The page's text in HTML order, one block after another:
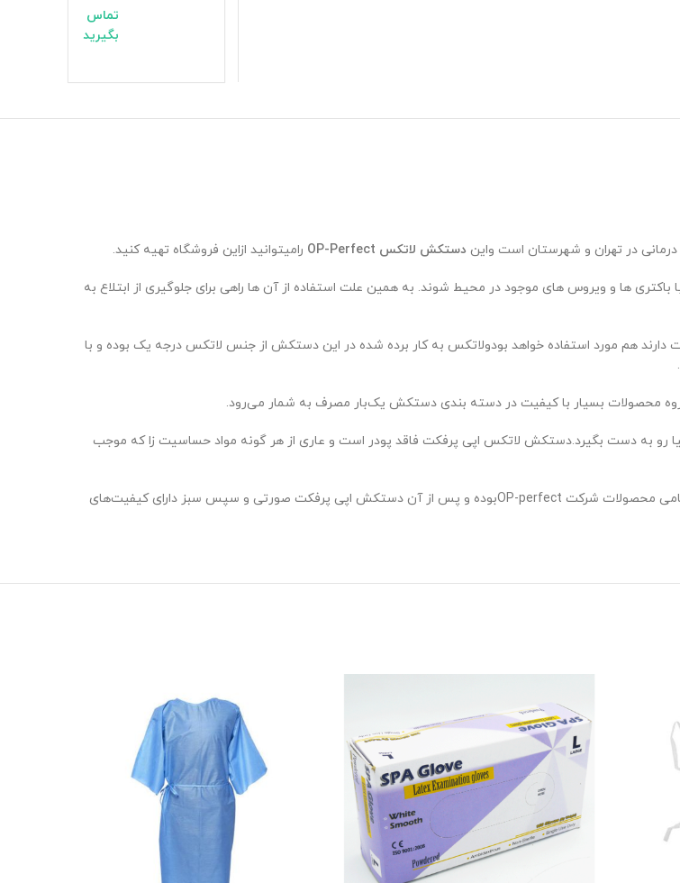
تماس
بگیرید
در تهران و شهرستان است واین دستکش لاتکس OP-Perfect رامیتوانید ازاین فروشگاه تهیه کنید.
ها و ویروس های موجود در محیط شوند. به همین علت استفاده از آن ها راهی برای جلوگیری از ابتلاع به
دارند هم مورد استفاده خواهد بودولاتکس به کار برده شده در این دستکش از جنس لاتکس درجه یک بوده و با
محصولات بسیار با کیفیت در دسته بندی دستکش‌ یک‌بار مصرف به شمار می‌رود.
به دست بگیرد.دستکش لاتکس اپی پرفکت فاقد پودر است و عاری از هر گونه مواد حساسیت‌ زا که موجب
توجه داشته باشید که دستکش لاتکس بدون پودر آبی دارای بالاترین کیفیت از بین تمامی محصولات شرکت OP-perfectبوده و پس از آن دستکش اپی پرفکت صورتی و سپس سبز دارای کیفیت‌های